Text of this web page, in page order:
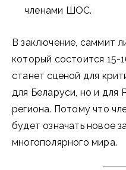
членами ШОС.
В заключение, саммит
который состоится 15-
станет сценой для
для Беларуси, но и для
региона. Потому что
будет означать новое
многополярного мира.